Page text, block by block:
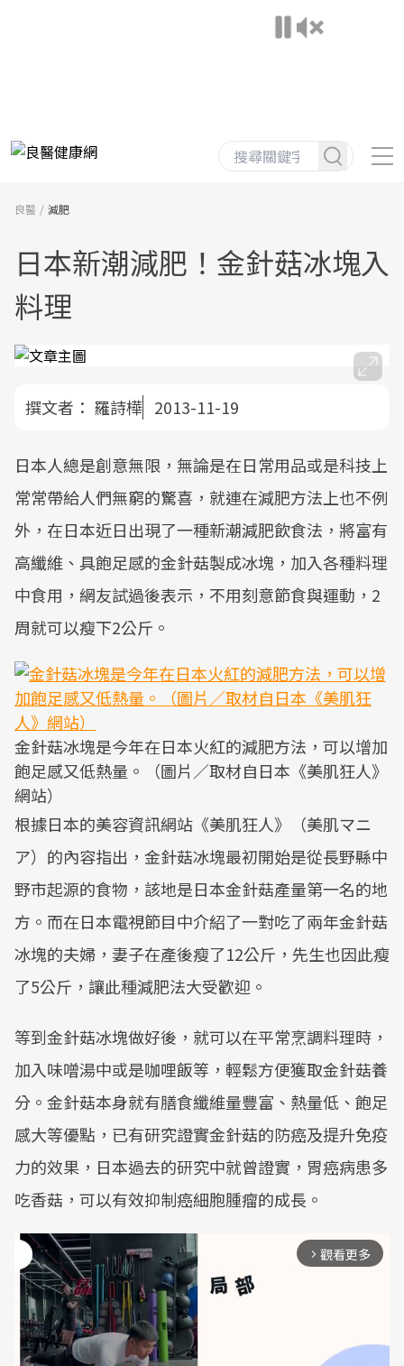
良醫 減肥
日本新潮減肥！金針菇冰塊入
料理
撰文者： 羅詩樺 2013-11-19
日本人總是創意無限，無論是在日常用品或是科技上
常常帶給人們無窮的驚喜，就連在減肥方法上也不例
外，在日本近日出現了一種新潮減肥飲食法，將富有
高纖維、具飽足感的金針菇製成冰塊，加入各種料理
中食用，網友試過後表示，不用刻意節食與運動，2
周就可以瘦下2公斤。
金針菇冰塊是今年在日本火紅的減肥方法，可以增加
飽足感又低熱量。（圖片／取材自日本《美肌狂人》
網站）
根據日本的美容資訊網站《美肌狂人》（美肌マニ
ア）的內容指出，金針菇冰塊最初開始是從長野縣中
野市起源的食物，該地是日本金針菇產量第一名的地
方。而在日本電視節目中介紹了一對吃了兩年金針菇
冰塊的夫婦，妻子在產後瘦了12公斤，先生也因此瘦
了5公斤，讓此種減肥法大受歡迎。
等到金針菇冰塊做好後，就可以在平常烹調料理時，
加入味噌湯中或是咖哩飯等，輕鬆方便獲取金針菇養
分。金針菇本身就有膳食纖維量豐富、熱量低、飽足
感大等優點，已有研究證實金針菇的防癌及提升免疫
力的效果，日本過去的研究中就曾證實，胃癌病患多
吃香菇，可以有效抑制癌細胞腫瘤的成長。
arrow_forward_ios 觀看更多